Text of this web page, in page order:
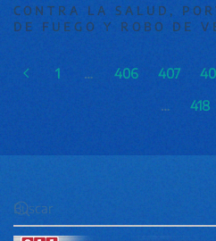
CONTRA LA SALUD,
DE FUEGO Y ROBO DE
1 406 407
418